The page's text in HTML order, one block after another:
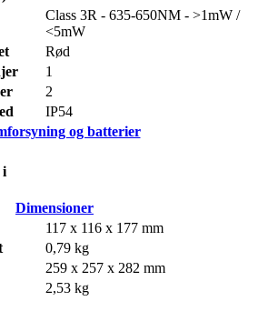
Class 3R - 635-650NM - >1mW /
<5mW
Rød
1
2
IP54
og batterier
i
Dimensioner
117 x 116 x 177 mm
0,79 kg
259 x 257 x 282 mm
2,53 kg